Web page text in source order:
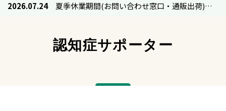
2026.07.24
夏季休業期間(お問い合わせ窓口・通販出荷)のお知らせ
認知症サポーター